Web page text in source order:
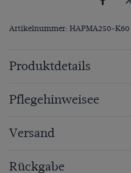
Artikelnummer: HAPMA250-K60
Produktdetails
Pflegehinweisee
Versand
Rückgabe